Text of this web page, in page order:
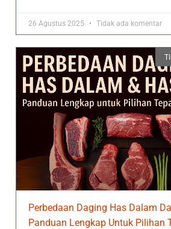
26 Agustus 2025 Tidak ada komentar
Perbedaan Daging Has Dalam
Panduan Lengkap Untuk Pilihan